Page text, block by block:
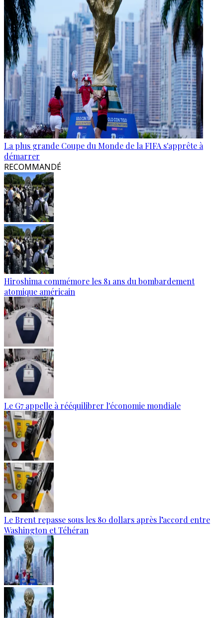
La plus grande Coupe du Monde de la FIFA s'apprête à
démarrer
RECOMMANDÉ
Hiroshima commémore les 81 ans du bombardement
atomique américain
Le G7 appelle à rééquilibrer l'économie mondiale
Le Brent repasse sous les 80 dollars après l’accord entre
Washington et Téhéran